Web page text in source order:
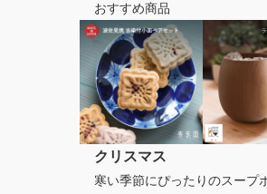
おすすめ商品
クリスマス
寒い季節にぴったりのスープ